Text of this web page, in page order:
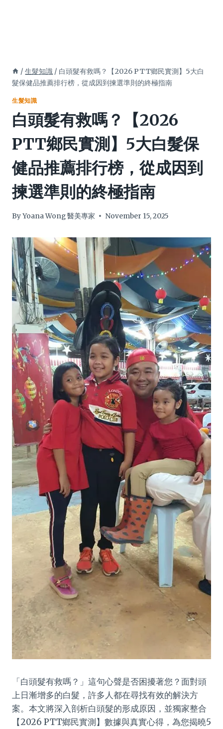
/ 生髮知識 / 白頭髮有救嗎？【2026 PTT鄉民實測】5大白
髮保健品推薦排行榜，從成因到揀選準則的終極指南
生髮知識
白頭髮有救嗎？【2026
PTT鄉民實測】5大白髮保
健品推薦排行榜，從成因到
揀選準則的終極指南
ByYoana Wong 醫美專家 November 15, 2025
「白頭髮有救嗎？」這句心聲是否困擾著您？面對頭
上日漸增多的白髮，許多人都在尋找有效的解決方
案。本文將深入剖析白頭髮的形成原因，並獨家整合
【2026 PTT鄉民實測】數據與真實心得，為您揭曉5